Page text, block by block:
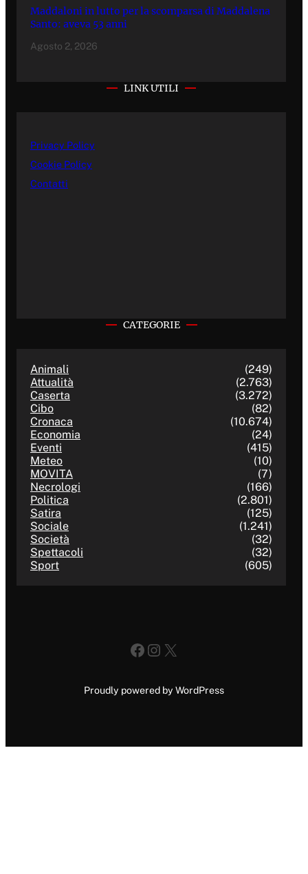
Maddaloni in lutto per la scomparsa di Maddalena
Santo: aveva 53 anni
Agosto 2, 2026
LINK UTILI
Privacy Policy
Cookie Policy
Contatti
CATEGORIE
Animali
(249)
Attualità
(2.763)
Caserta
(3.272)
Cibo
(82)
Cronaca
(10.674)
Economia
(24)
Eventi
(415)
Meteo
(10)
MOVITA
(7)
Necrologi
(166)
Politica
(2.801)
Satira
(125)
Sociale
(1.241)
Società
(32)
Spettacoli
(32)
Sport
(605)
Facebook
Instagram
X
Proudly powered by WordPress